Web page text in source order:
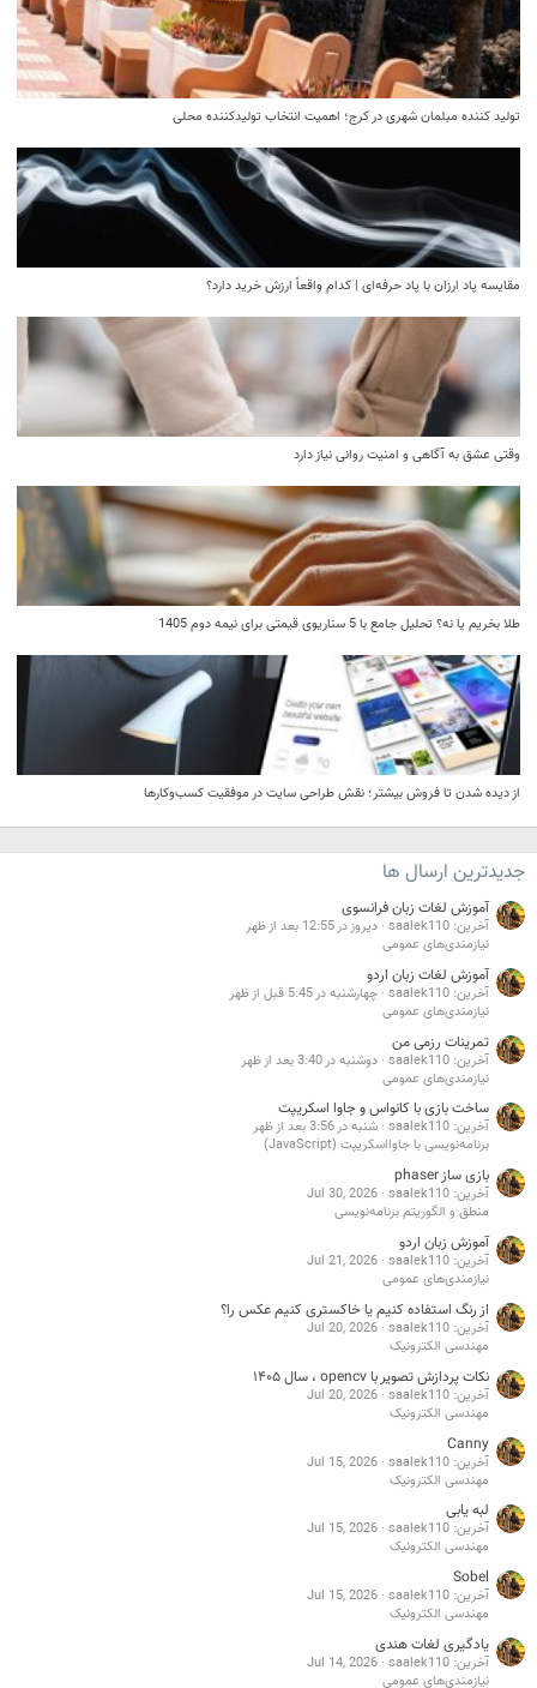
تولید کننده مبلمان شهری در کرج؛ اهمیت انتخاب تولیدکننده محلی
مقایسه پاد ارزان با پاد حرفه‌ای | کدام واقعاً ارزش خرید دارد؟
وقتی عشق به آگاهی و امنیت روانی نیاز دارد
طلا بخریم یا نه؟ تحلیل جامع با 5 سناریوی قیمتی برای نیمه دوم 1405
از دیده شدن تا فروش بیشتر؛ نقش طراحی سایت در موفقیت کسب‌وکارها
جدیدترین ارسال ها
آموزش لغات زبان فرانسوی
آخرین: saalek110
دیروز در 12:55 بعد از ظهر
نیازمندی‌های عمومی
آموزش لغات زبان اردو
آخرین: saalek110
چهارشنبه در 5:45 قبل از ظهر
نیازمندی‌های عمومی
تمرینات رزمی من
آخرین: saalek110
دوشنبه در 3:40 بعد از ظهر
نیازمندی‌های عمومی
ساخت بازی با کانواس و جاوا اسکریپت
آخرین: saalek110
شنبه در 3:56 بعد از ظهر
برنامه‌نویسی با جاوااسکریپت (JavaScript)
بازی ساز phaser
آخرین: saalek110
Jul 30, 2026
منطق و الگوریتم برنامه‌نویسی
آموزش زبان اردو
آخرین: saalek110
Jul 21, 2026
نیازمندی‌های عمومی
از رنگ استفاده کنیم یا خاکستری کنیم عکس را؟
آخرین: saalek110
Jul 20, 2026
مهندسی الکترونیک
نکات پردازش تصویر با opencv ، سال ۱۴۰۵
آخرین: saalek110
Jul 20, 2026
مهندسی الکترونیک
Canny
آخرین: saalek110
Jul 15, 2026
مهندسی الکترونیک
لبه یابی
آخرین: saalek110
Jul 15, 2026
مهندسی الکترونیک
Sobel
آخرین: saalek110
Jul 15, 2026
مهندسی الکترونیک
یادگیری لغات هندی
آخرین: saalek110
Jul 14, 2026
نیازمندی‌های عمومی